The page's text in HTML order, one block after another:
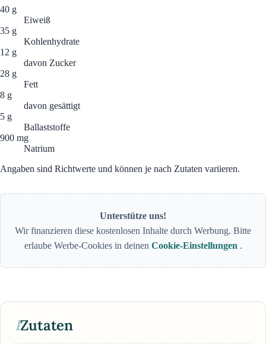
40 g
Eiweiß
35 g
Kohlenhydrate
12 g
davon Zucker
28 g
Fett
8 g
davon gesättigt
5 g
Ballaststoffe
900 mg
Natrium
Angaben sind Richtwerte und können je nach Zutaten variieren.
Unterstütze uns!
Wir finanzieren diese kostenlosen Inhalte durch Werbung. Bitte
erlaube Werbe-Cookies in deinen Cookie-Einstellungen .
IZutaten